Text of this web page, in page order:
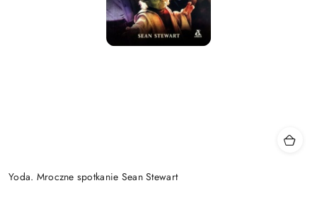
Yoda. Mroczne spotkanie Sean Stewart